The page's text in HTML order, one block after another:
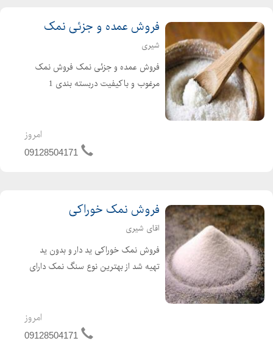
فروش عمده و جزئی نمک
شیری
فروش عمده و جزئی نمک فروش نمک
مرغوب و باکیفیت دربسته بندی 1
امروز
09128504171
فروش نمک خوراکی
اقای شیری
فروش نمک خوراکی ید دار و بدون ید
تهیه شد از بهترین نوع سنگ نمک دارای
امروز
09128504171